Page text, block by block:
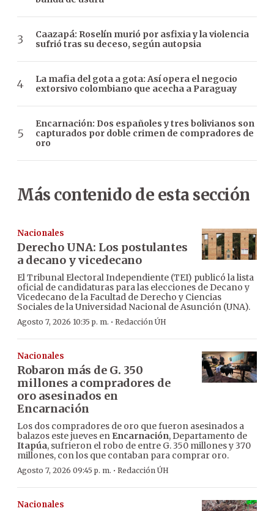
Caazapá: Roselín murió por asfixia y la violencia
sufrió tras su deceso, según autopsia
La mafia del gota a gota: Así opera el negocio
extorsivo colombiano que acecha a Paraguay
Encarnación: Dos españoles y tres bolivianos son
capturados por doble crimen de compradores de
oro
Más contenido de esta sección
Nacionales
Derecho UNA: Los postulantes
a decano y vicedecano
El Tribunal Electoral Independiente (TEI) publicó la lista
oficial de candidaturas para las elecciones de Decano y
Vicedecano de la Facultad de Derecho y Ciencias
Sociales de la Universidad Nacional de Asunción (UNA).
Agosto 7, 2026 10:35 p. m. · Redacción ÚH
Nacionales
Robaron más de G. 350
millones a compradores de
oro asesinados en
Encarnación
Los dos compradores de oro que fueron asesinados a
balazos este jueves en Encarnación, Departamento de
Itapúa, sufrieron el robo de entre G. 350 millones y 370
millones, con los que contaban para comprar oro.
Agosto 7, 2026 09:45 p. m. · Redacción ÚH
Nacionales